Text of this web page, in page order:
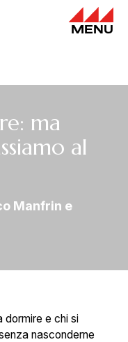
MENU
ma
al
Manfrin e
dormire e chi si
nasconderne